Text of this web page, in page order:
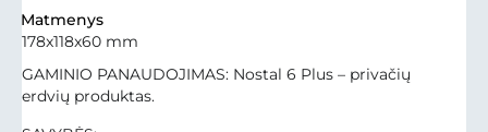
Matmenys
178x118x60 mm
GAMINIO PANAUDOJIMAS: Nostal 6 Plus – privačių
erdvių produktas.